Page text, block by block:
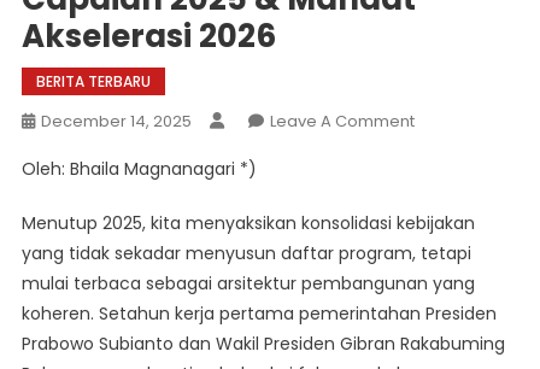
Akselerasi 2026
BERITA TERBARU
December 14, 2025 Leave A CommentOn
Apresiasi
Capaian
2025
&
Mandat
Oleh: Bhaila Magnanagari *)
Menutup 2025, kita menyaksikan konsolidasi kebijakan
yang tidak sekadar menyusun daftar program, tetapi
mulai terbaca sebagai arsitektur pembangunan yang
koheren. Setahun kerja pertama pemerintahan Presiden
Prabowo Subianto dan Wakil Presiden Gibran Rakabuming